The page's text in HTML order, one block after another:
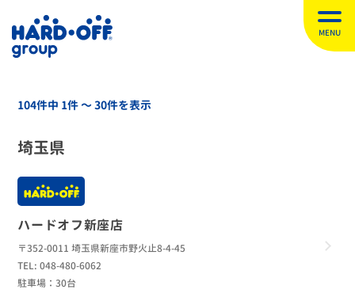
MENU
104件中 1件 〜 30件を表示
埼玉県
ハードオフ新座店
〒352-0011 埼玉県新座市野火止8-4-45
TEL: 048-480-6062
駐車場：30台